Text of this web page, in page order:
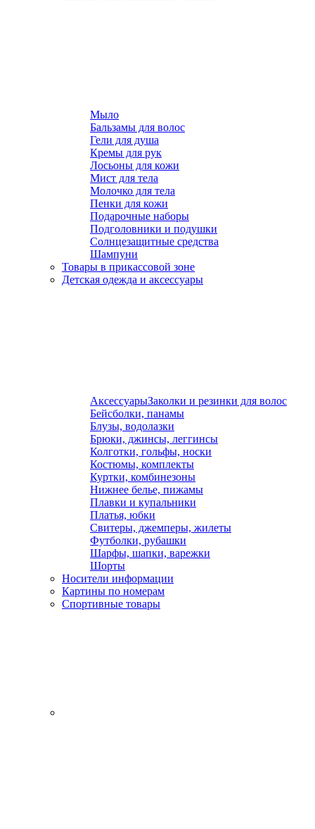
Мыло
Бальзамы для волос
Гели для душа
Кремы для рук
Лосьоны для кожи
Мист для тела
Молочко для тела
Пенки для кожи
Подарочные наборы
Подголовники и подушки
Солнцезащитные средства
Шампуни
Товары в прикассовой зоне
Детская одежда и аксессуары
АксессуарыЗаколки и резинки для волос
Бейсболки, панамы
Блузы, водолазки
Брюки, джинсы, леггинсы
Колготки, гольфы, носки
Костюмы, комплекты
Куртки, комбинезоны
Нижнее белье, пижамы
Плавки и купальники
Платья, юбки
Свитеры, джемперы, жилеты
Футболки, рубашки
Шарфы, шапки, варежки
Шорты
Носители информации
Картины по номерам
Спортивные товары